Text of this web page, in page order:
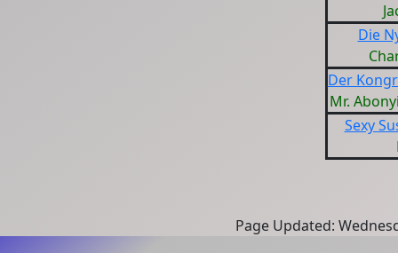
Die
Der
Mr.
Sexy
Page Updated: